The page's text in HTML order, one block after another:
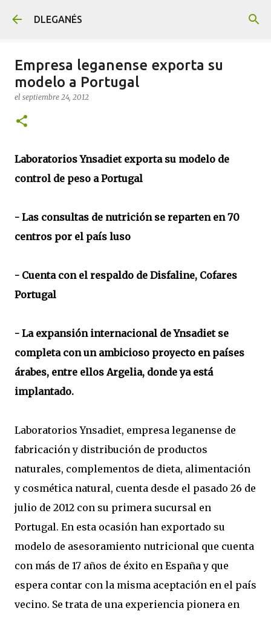
DLEGANÉS
Empresa leganense exporta su
modelo a Portugal
el septiembre 24, 2012
Laboratorios Ynsadiet exporta su modelo de
control de peso a Portugal
- Las consultas de nutrición se reparten en 70
centros por el país luso
- Cuenta con el respaldo de Disfaline, Cofares
Portugal
- La expansión internacional de Ynsadiet se
completa con un ambicioso proyecto en países
árabes, entre ellos Argelia, donde ya está
implantado.
Laboratorios Ynsadiet, empresa leganense de
fabricación y distribución de productos
naturales, complementos de dieta, alimentación
y cosmética natural, cuenta desde el pasado 26 de
julio de 2012 con su primera sucursal en
Portugal. En esta ocasión han exportado su
modelo de asesoramiento nutricional que cuenta
con más de 17 años de éxito en España y que
espera contar con la misma aceptación en el país
vecino. Se trata de una experiencia pionera en